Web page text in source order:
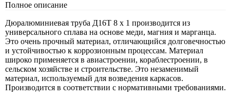
Полное описание
Дюралюминиевая труба Д16Т 8 х 1 производится из
универсального сплава на основе меди, магния и марганца.
Это очень прочный материал, отличающийся долговечностью
и устойчивостью к коррозионным процессам. Материал
широко применяется в авиастроении, кораблестроении, в
сельском хозяйстве и строительстве. Это незаменимый
материал, используемый для возведения каркасов.
Производится в соответствии с нормативными требованиями.